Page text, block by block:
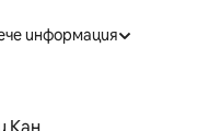
информация